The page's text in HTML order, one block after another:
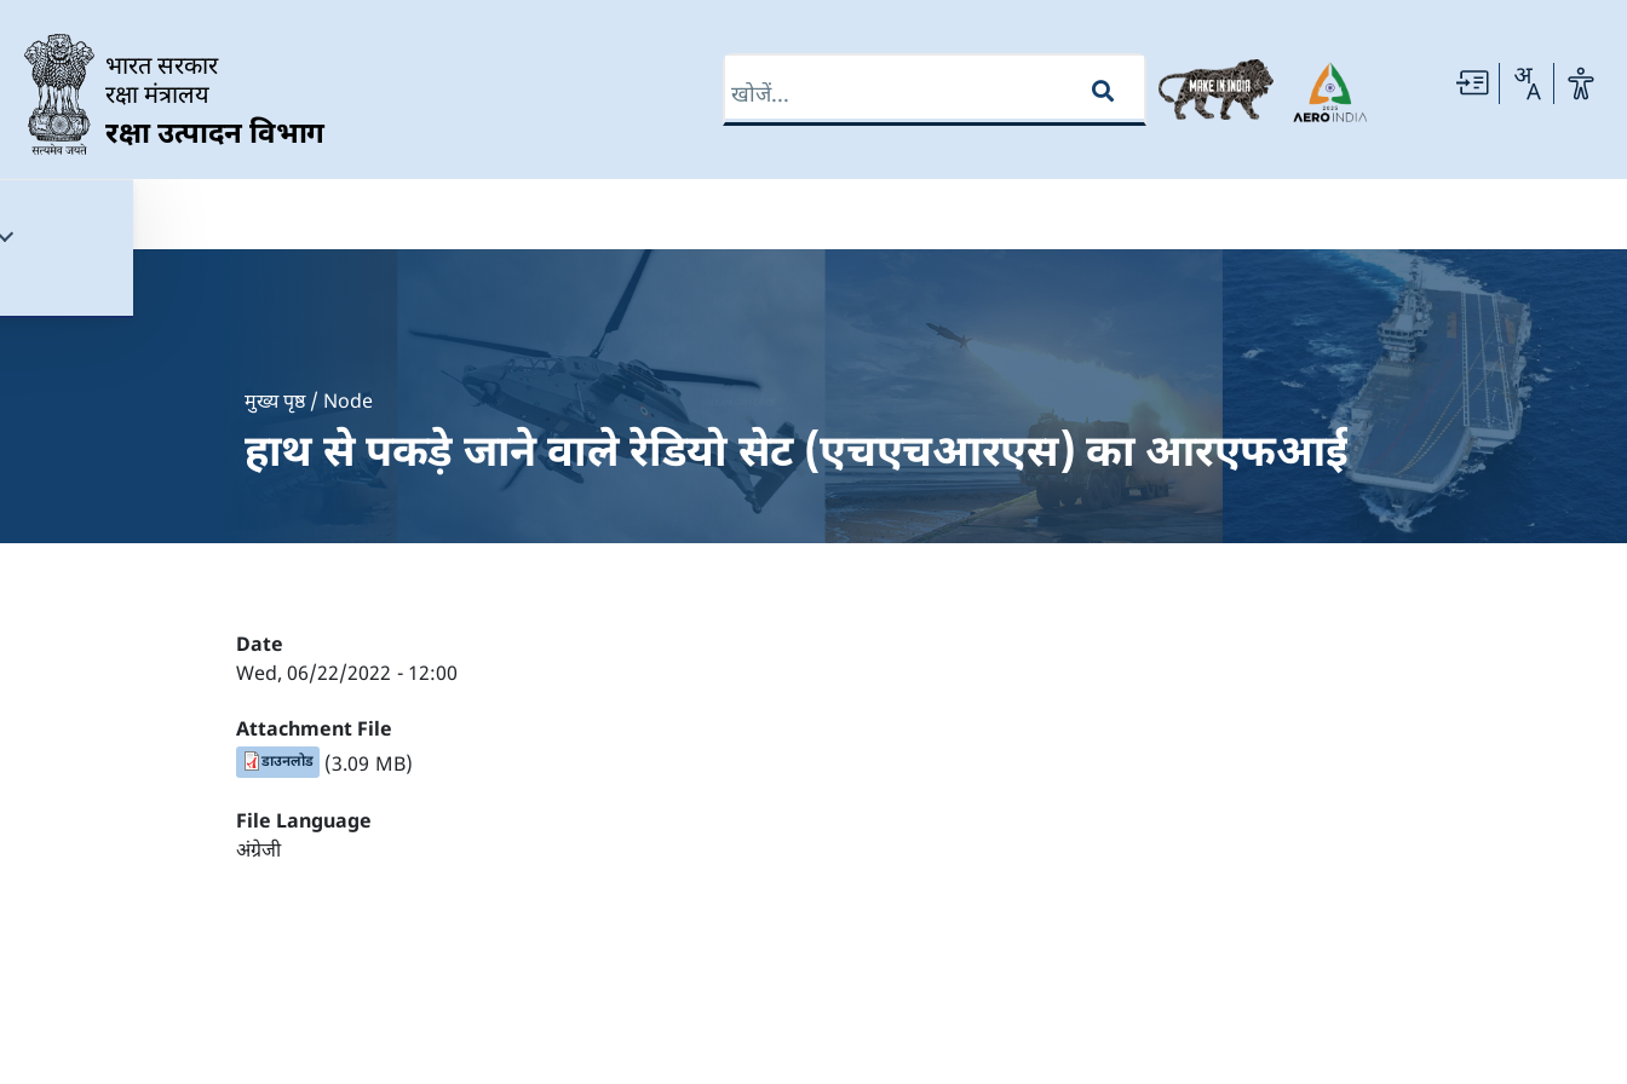
भारत सरकार
रक्षा मंत्रालय
रक्षा उत्पादन विभाग
Breadcrumb
मुख्य पृष्ठ Node
हाथ से पकड़े जाने वाले रेडियो सेट (एचएचआरएस) का आरएफआई
Date
Wed, 06/22/2022 - 12:00
Attachment File
डाउनलोड (3.09 MB)
File Language
अंग्रेजी